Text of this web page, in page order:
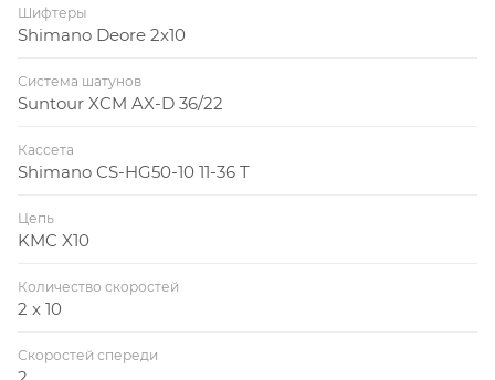
Шифтеры
Shimano Deore 2x10
Система шатунов
Suntour XCM AX-D 36/22
Кассета
Shimano CS-HG50-10 11-36 T
Цепь
KMC X10
Количество скоростей
2 x 10
Скоростей спереди